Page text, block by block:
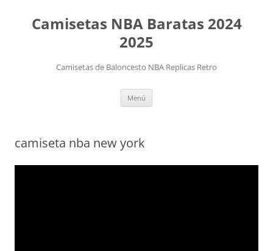
Camisetas NBA Baratas 2024
2025
Camisetas de Baloncesto NBA Replicas Retro
Menú
camiseta nba new york